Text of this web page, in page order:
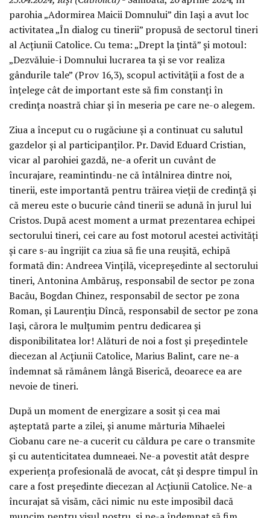
parohia „Adormirea Maicii Domnului” din Iași a avut loc
activitatea „În dialog cu tinerii” propusă de sectorul tineri
al Acțiunii Catolice. Cu tema: „Drept la țintă” și motoul:
„Dezvăluie-i Domnului lucrarea ta și se vor realiza
gândurile tale” (Prov 16,3), scopul activității a fost de a
înțelege cât de important este să fim constanți în
credința noastră chiar și în meseria pe care ne-o alegem.
Ziua a început cu o rugăciune și a continuat cu salutul
gazdelor și al participanților. Pr. David Eduard Cristian,
vicar al parohiei gazdă, ne-a oferit un cuvânt de
încurajare, reamintindu-ne că întâlnirea dintre noi,
tinerii, este importantă pentru trăirea vieții de credință și
că mereu este o bucurie când tinerii se adună în jurul lui
Cristos. După acest moment a urmat prezentarea echipei
sectorului tineri, cei care au fost motorul acestei activități
și care s-au îngrijit ca ziua să fie una reușită, echipă
formată din: Andreea Vințilă, vicepreședinte al sectorului
tineri, Antonina Ambăruș, responsabil de sector pe zona
Bacău, Bogdan Chinez, responsabil de sector pe zona
Roman, și Laurențiu Dîncă, responsabil de sector pe zona
Iași, cărora le mulțumim pentru dedicarea și
disponibilitatea lor! Alături de noi a fost și președintele
diecezan al Acțiunii Catolice, Marius Balint, care ne-a
îndemnat să rămânem lângă Biserică, deoarece ea are
nevoie de tineri.
După un moment de energizare a sosit și cea mai
așteptată parte a zilei, și anume mărturia Mihaelei
Ciobanu care ne-a cucerit cu căldura pe care o transmite
și cu autenticitatea dumneaei. Ne-a povestit atât despre
experiența profesională de avocat, cât și despre timpul în
care a fost președinte diecezan al Acțiunii Catolice. Ne-a
încurajat să visăm, căci nimic nu este imposibil dacă